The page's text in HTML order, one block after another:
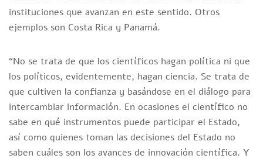
instituciones que avanzan en este sentido. Otros
ejemplos son Costa Rica y Panamá.
“No se trata de que los científicos hagan política ni que
los políticos, evidentemente, hagan ciencia. Se trata de
que cultiven la confianza y basándose en el diálogo para
intercambiar información. En ocasiones el científico no
sabe en qué instrumentos puede participar el Estado,
así como quienes toman las decisiones del Estado no
saben cuáles son los avances de innovación científica. Y